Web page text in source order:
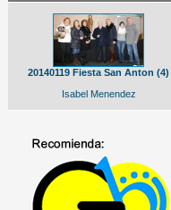
20140119 Fiesta San Anton (4)
Isabel Menendez